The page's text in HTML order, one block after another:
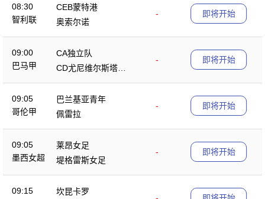
08:30
智利联
CEB蒙特港
-
奥索尔诺
即将开始
09:00
巴马甲
CA独立队
-
CD尤尼维尔斯塔里
奥
即将开始
09:05
哥伦甲
巴兰基亚青年
-
佩雷拉
即将开始
09:05
墨西女超
莱昂女足
-
堤格雷斯女足
即将开始
09:15
坎昆卡罗